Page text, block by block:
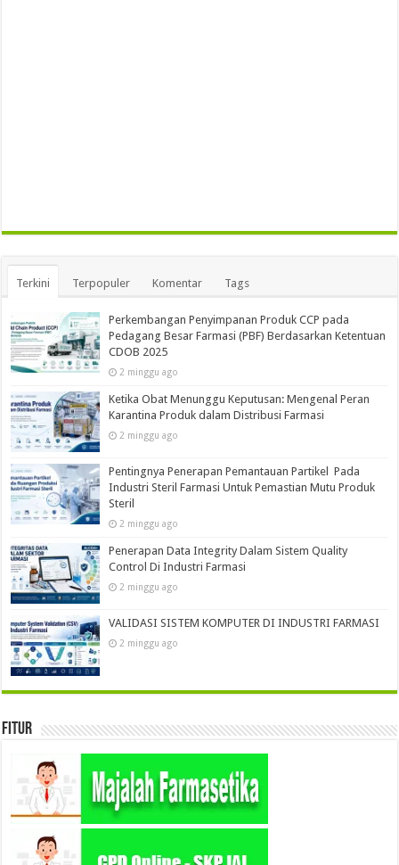
Terkini Terpopuler Komentar Tags
Perkembangan Penyimpanan Produk CCP pada
Pedagang Besar Farmasi (PBF) Berdasarkan Ketentuan
CDOB 2025
2 minggu ago
Ketika Obat Menunggu Keputusan: Mengenal Peran
Karantina Produk dalam Distribusi Farmasi
2 minggu ago
Pentingnya Penerapan Pemantauan Partikel Pada
Industri Steril Farmasi Untuk Pemastian Mutu Produk
Steril
2 minggu ago
Penerapan Data Integrity Dalam Sistem Quality
Control Di Industri Farmasi
2 minggu ago
VALIDASI SISTEM KOMPUTER DI INDUSTRI FARMASI
2 minggu ago
Fitur